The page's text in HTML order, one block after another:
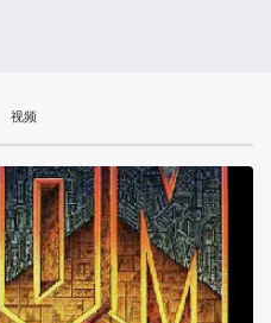
视频